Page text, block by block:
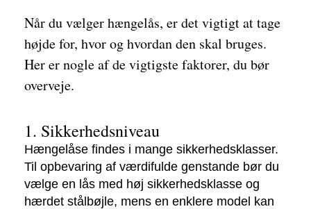
Når du vælger hængelås, er det vigtigt at tage
højde for, hvor og hvordan den skal bruges.
Her er nogle af de vigtigste faktorer, du bør
overveje.
1. Sikkerhedsniveau
Hængelåse findes i mange sikkerhedsklasser.
Til opbevaring af værdifulde genstande bør du
vælge en lås med høj sikkerhedsklasse og
hærdet stålbøjle, mens en enklere model kan